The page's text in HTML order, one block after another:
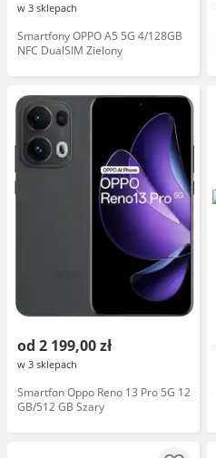
w 3 sklepach
Smartfony OPPO A5 5G 4/128GB
NFC DualSIM Zielony
od 2 199,00 zł
w 3 sklepach
Smartfon Oppo Reno 13 Pro 5G 12
GB/512 GB Szary